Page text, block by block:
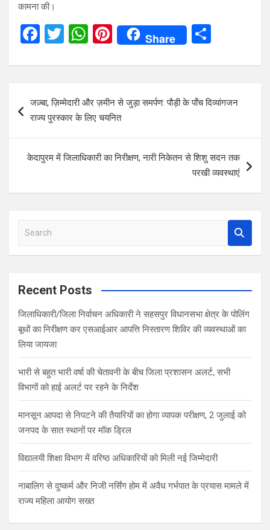
कामना की।
F
ce
o
o
k
T
tt
er
W
at
A
p
Pi
er
es
t
Share
ar
navigation
जज़्बा, ज़िम्मेदारी और ज़मीन से जुड़ा समर्पण: पौड़ी के पाँच दिव्यांगजन
राज्य पुरस्कार के लिए चयनित
केदापुरम में जिलाधिकारी का निरीक्षण, नारी निकेतन से शिशु सदन तक
परखी व्यवस्थाएं
a
c
Recent Posts
जिलाधिकारी/जिला निर्वाचन अधिकारी ने सहसपुर विधानसभा क्षेत्र के पोलिंग
बूथों का निरीक्षण कर एसआईआर आपत्ति निस्तारण शिविर की व्यवस्थाओं का
लिया जायजा
भारी से बहुत भारी वर्षा की चेतावनी के बीच जिला प्रशासन अलर्ट, सभी
विभागों को हाई अलर्ट पर रहने के निर्देश
मानसून आपदा से निपटने की तैयारियों का होगा व्यापक परीक्षण, 2 जुलाई को
जनपद के सात स्थानों पर मॉक ड्रिल
विद्यालयी शिक्षा विभाग में वरिष्ठ अधिकारियों को मिली नई जिम्मेदारी
नाबालिग से दुष्कर्म और निजी नर्सिंग होम में अवैध गर्भपात के प्रयास मामले में
राज्य महिला आयोग सख्त